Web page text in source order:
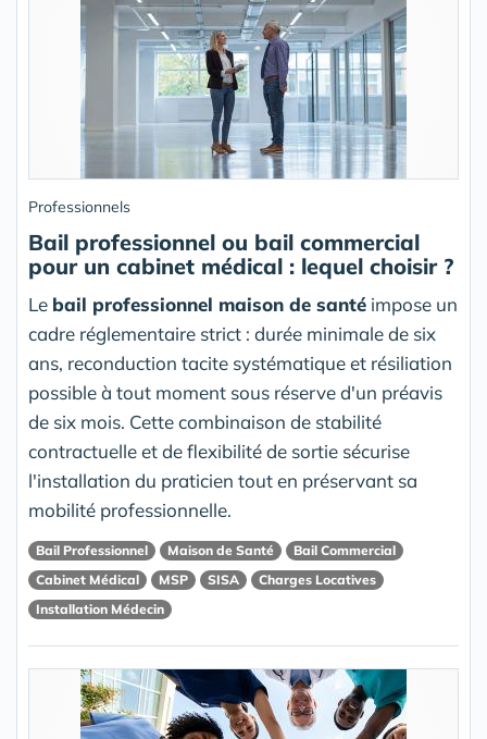
Professionnels
Bail professionnel ou bail commercial
pour un cabinet médical : lequel choisir ?
Le bail professionnel maison de santé impose un
cadre réglementaire strict : durée minimale de six
ans, reconduction tacite systématique et résiliation
possible à tout moment sous réserve d'un préavis
de six mois. Cette combinaison de stabilité
contractuelle et de flexibilité de sortie sécurise
l'installation du praticien tout en préservant sa
mobilité professionnelle.
Bail Professionnel Maison de Santé
Bail Commercial
Cabinet Médical
MSP SISA
Charges Locatives
Installation Médecin